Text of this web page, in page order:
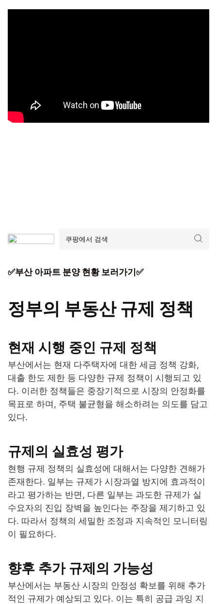
✅부산 아파트 분양 현황 보러가기✅
정부의 부동산 규제 정책
현재 시행 중인 규제 정책
부산에서는 현재 다주택자에 대한 세금 정책 강화,
대출 한도 제한 등 다양한 규제 정책이 시행되고 있
다. 이러한 정책들은 중장기적으로 시장의 안정화를
목표로 하며, 주택 불균형을 해소하려는 의도를 담고
있다.
규제의 실효성 평가
현행 규제 정책의 실효성에 대해서는 다양한 견해가
존재한다. 일부는 규제가 시장과열 방지에 효과적이
라고 평가하는 반면, 다른 일부는 과도한 규제가 실
수요자의 진입 장벽을 높인다는 주장을 제기하고 있
다. 따라서 정책의 세밀한 조정과 지속적인 모니터링
이 필요하다.
향후 추가 규제의 가능성
부산에서는 부동산 시장의 안정성 확보를 위해 추가
적인 규제가 예상되고 있다. 이는 특히 공급 과잉 지